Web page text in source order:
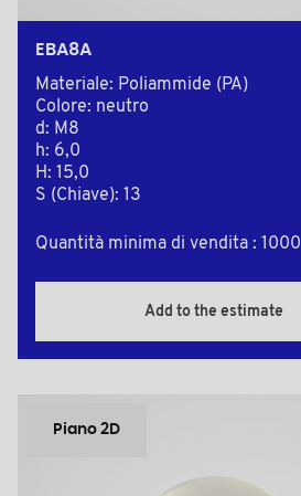
EBA8A
Materiale: Poliammide (PA)
Colore: neutro
d: M8
h: 6,0
H: 15,0
S (Chiave): 13
Quantità minima di vendita : 1000
Add to the estimate
Piano 2D